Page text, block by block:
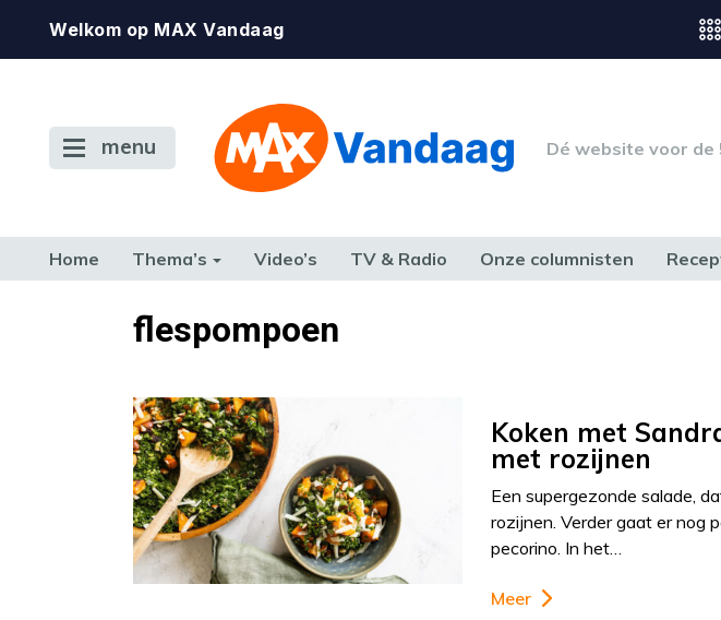
Welkom op MAX Vandaag
menu Dé website voor de
Home Thema’s Video’s TV & Radio Onze columnisten
TERUG NAAR TOENflespompoen
Koken met
met rozijnen
Een supergezonde salade,
rozijnen. Verder gaat er nog
pecorino. In het…
Meer